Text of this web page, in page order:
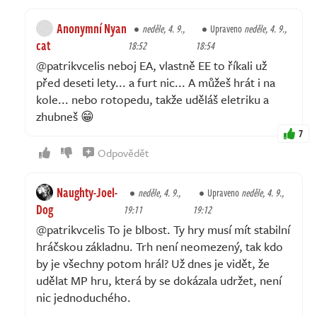
Anonymní Nyan
cat
neděle, 4. 9.,
18:52
Upravenoneděle, 4. 9.,
18:54
@patrikvcelis neboj EA, vlastně EE to říkali už
před deseti lety... a furt nic... A můžeš hrát i na
kole... nebo rotopedu, takže uděláš eletriku a
zhubneš 😁
7
Odpovědět
Naughty-Joel-
Dog
neděle, 4. 9.,
19:11
Upravenoneděle, 4. 9.,
19:12
@patrikvcelis To je blbost. Ty hry musí mít stabilní
hráčskou základnu. Trh není neomezený, tak kdo
by je všechny potom hrál? Už dnes je vidět, že
udělat MP hru, která by se dokázala udržet, není
nic jednoduchého.